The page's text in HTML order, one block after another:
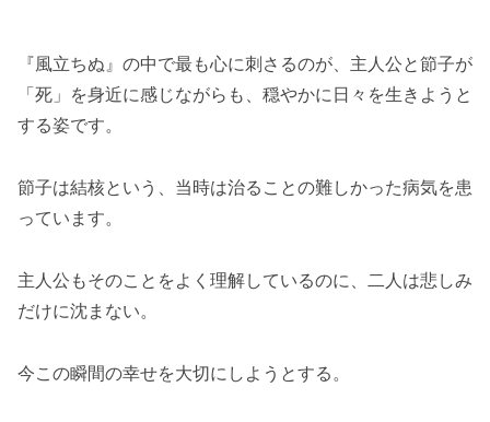
『風立ちぬ』の中で最も心に刺さるのが、主人公と節子が
「死」を身近に感じながらも、穏やかに日々を生きようと
する姿です。
節子は結核という、当時は治ることの難しかった病気を患
っています。
主人公もそのことをよく理解しているのに、二人は悲しみ
だけに沈まない。
今この瞬間の幸せを大切にしようとする。